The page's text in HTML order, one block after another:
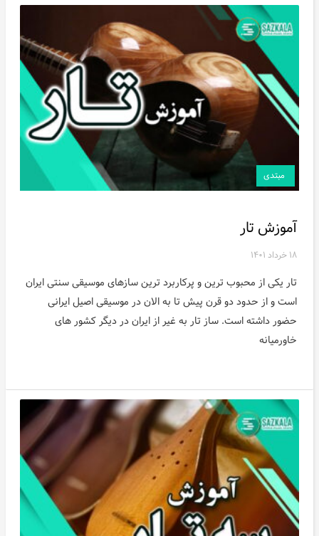
مبتدی
آموزش تار
۱۸ خرداد ۱۴۰۱
تار یکی از محبوب ترین و پرکاربرد ترین سازهای موسیقی سنتی ایران
است و از حدود دو قرن پیش تا به الان در موسیقی اصیل ایرانی
حضور داشته است. ساز تار به غیر از ایران در دیگر کشور های
خاورمیانه